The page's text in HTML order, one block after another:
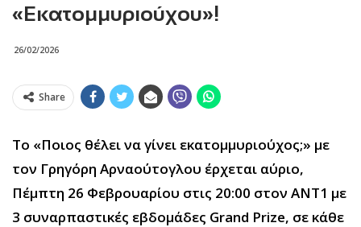
«Εκατομμυριούχου»!
26/02/2026
Share
Το «Ποιος θέλει να γίνει εκατομμυριούχος;» με
τον Γρηγόρη Αρναούτογλου έρχεται αύριο,
Πέμπτη 26 Φεβρουαρίου στις 20:00 στον ΑΝΤ1 με
3 συναρπαστικές εβδομάδες Grand Prize, σε κάθε